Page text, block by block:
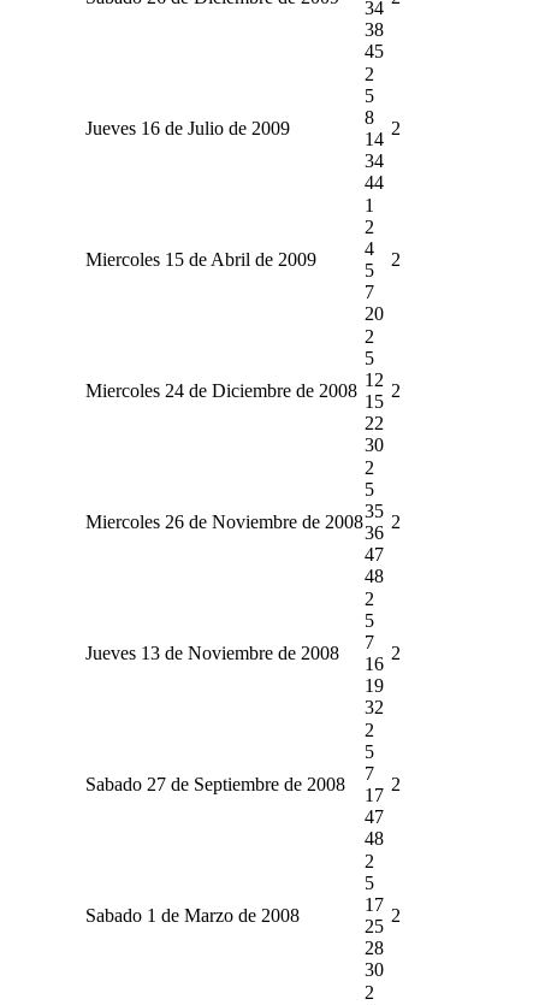
34
38
45
Jueves 16 de Julio de 2009
2
5
8
14
34
44
2
Miercoles 15 de Abril de 2009
1
2
4
5
7
20
2
Miercoles 24 de Diciembre de 2008
2
5
12
15
22
30
2
Miercoles 26 de Noviembre de 2008
2
5
35
36
47
48
2
Jueves 13 de Noviembre de 2008
2
5
7
16
19
32
2
Sabado 27 de Septiembre de 2008
2
5
7
17
47
48
2
Sabado 1 de Marzo de 2008
2
5
17
25
28
30
2
2